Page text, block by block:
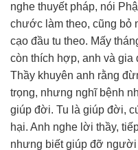
nghe thuyết pháp, nói
chước làm theo, cũng bỏ
cạo đầu tu theo. Mấy
còn thích hợp, anh và gia
Thầy khuyên anh rằng
trọng, nhưng nghĩ bệnh
giúp đời. Tu là giúp đời,
hại. Anh nghe lời thầy,
nhưng biết giúp đỡ